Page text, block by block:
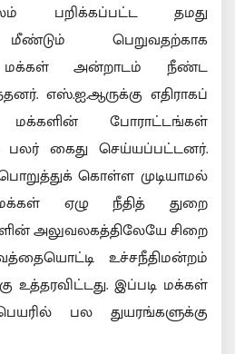
பறிக்கப்பட்ட தமது
பெறுவதற்காக
மக்கள் அன்றாடம் நீண்ட
எஸ்.ஐ.ஆருக்கு எதிராகப்
போராட்டங்கள்
கைது செய்யப்பட்டனர்.
கொள்ள முடியாமல்
ஏழு நீதித் துறை
அலுவலகத்திலேயே சிறை
உச்சநீதிமன்றம்
உத்தரவிட்டது. இப்படி மக்கள்
பல துயரங்களுக்கு